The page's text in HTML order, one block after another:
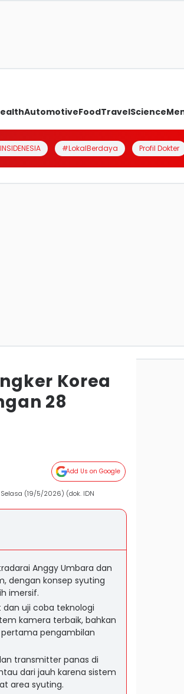
AutomotiveFoodTravelScience
INSIDENESIA #LokalBerdaya Profil Dokter
Korea
28
Add Us on Google
(19/5/2026) (dok. IDN
Anggy Umbara dan
dengan konsep syuting
imersif.
uji coba teknologi
kamera terbaik, bahkan
pengambilan
transmitter panas di
dari jauh karena sistem
area syuting.